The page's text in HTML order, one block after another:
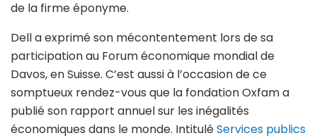
de la firme éponyme.
Dell a exprimé son mécontentement lors de sa
participation au Forum économique mondial de
Davos, en Suisse. C’est aussi à l’occasion de ce
somptueux rendez-vous que la fondation Oxfam a
publié son rapport annuel sur les inégalités
économiques dans le monde. IntituléServices publics